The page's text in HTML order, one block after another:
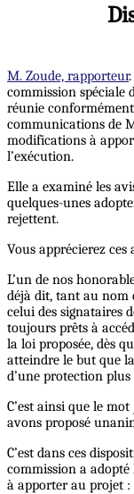
M. Zoude, rapporteur
commission spéciale
réunie
communications de
modifications à
l’exécution.
Elle a examiné les
quelques-unes
rejettent.
Vous apprécierez
L’un de nos
déjà dit, tant au nom
celui des signataires
toujours prêts à
la loi proposée, dès
atteindre le but que
d’une protection
C’est ainsi que le mot
avons proposé
C’est dans ces
commission a
à apporter au projet :